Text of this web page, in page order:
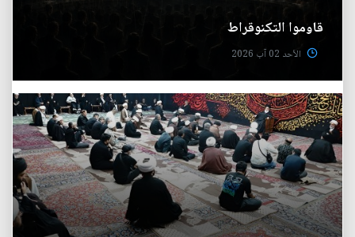
قاوموا التكنوقراط
الأحد 02 آب 2026